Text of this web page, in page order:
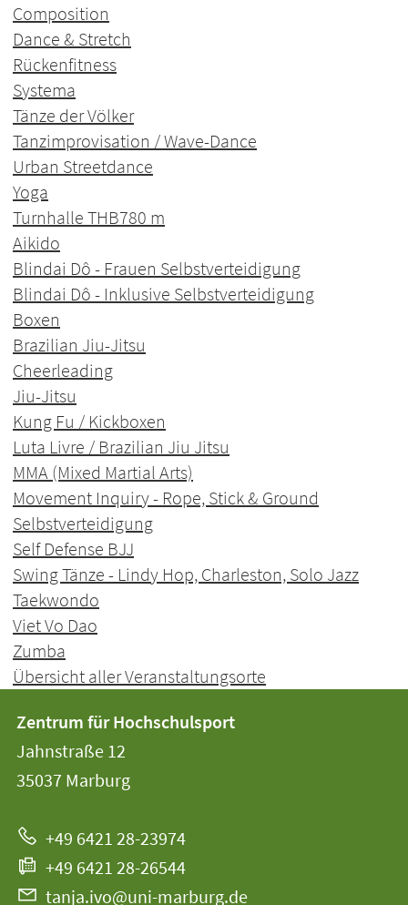
Composition
Dance & Stretch
Rückenfitness
Systema
Tänze der Völker
Tanzimprovisation / Wave-Dance
Urban Streetdance
Yoga
Turnhalle THB780 m
Aikido
Blindai Dô - Frauen Selbstverteidigung
Blindai Dô - Inklusive Selbstverteidigung
Boxen
Brazilian Jiu-Jitsu
Cheerleading
Jiu-Jitsu
Kung Fu / Kickboxen
Luta Livre / Brazilian Jiu Jitsu
MMA (Mixed Martial Arts)
Movement Inquiry - Rope, Stick & Ground
Selbstverteidigung
Self Defense BJJ
Swing Tänze - Lindy Hop, Charleston, Solo Jazz
Taekwondo
Viet Vo Dao
Zumba
Übersicht aller Veranstaltungsorte
Kontakt
und
Informationen
Website
der
Universität
Marburg
Zentrum für Hochschulsport
Jahnstraße 12
35037 Marburg
+49 6421 28-23974
+49 6421 28-26544
tanja.ivo@uni-marburg.de